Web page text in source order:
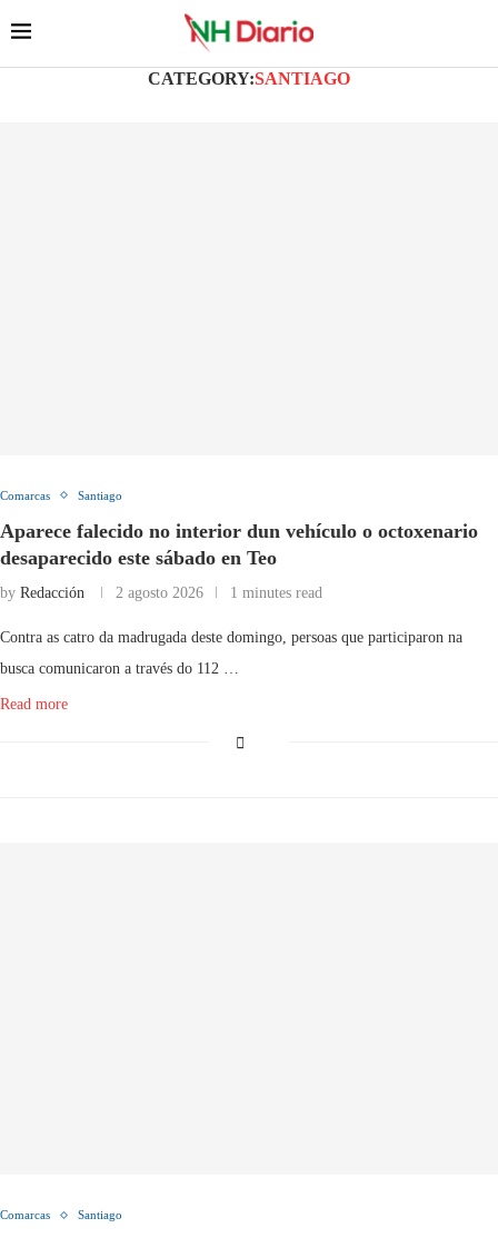
CATEGORY:SANTIAGO
Comarcas Santiago
Aparece falecido no interior dun vehículo o octoxenario
desaparecido este sábado en Teo
by Redacción 2 agosto 2026 1 minutes read
Contra as catro da madrugada deste domingo, persoas que participaron na
busca comunicaron a través do 112 …
Read more
Comarcas Santiago